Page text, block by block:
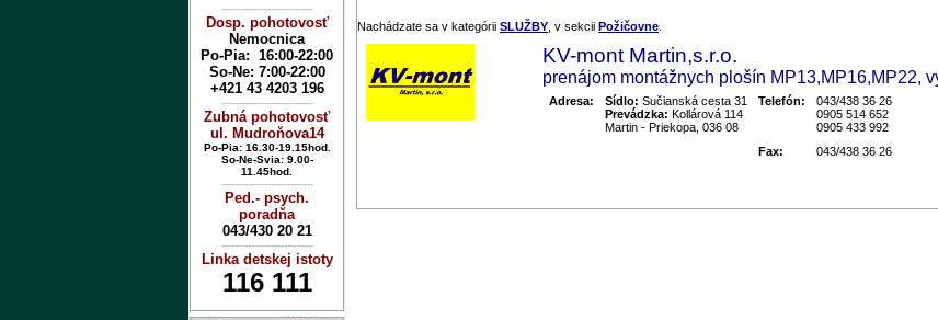
----------------------------
Dosp. pohotovosť
Nemocnica
Po-Pia: 16:00-22:00
So-Ne: 7:00-22:00
+421 43 4203 196
----------------------------
Zubná pohotovosť
ul. Mudroňova14
Po-Pia: 16.30-19.15hod.
So-Ne-Svia: 9.00-
11.45hod.
----------------------------
Ped.- psych.
poradňa
043/430 20 21
----------------------------
Linka detskej istoty
116 111
Nachádzate sa v kategórii SLUŽBY , v sekcii Požičovne
KV-mont Martin,s.r.o.
prenájom montážnych plošín MP13,MP16,MP22,
Adresa: Sídlo: Sučianská cesta 31
Prevádzka: Kollárová 114
Martin - Priekopa, 036 08
Telefón:
043/438 36 26
0905 514 652
0905 433 992
Fax:
043/438 36 26